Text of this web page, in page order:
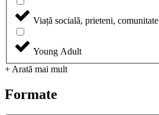
Viață socială, prieteni, comunitate
Young Adult
+ Arată mai mult
Formate